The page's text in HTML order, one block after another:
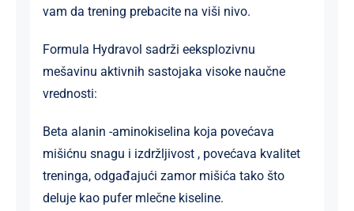
vam da trening prebacite na viši nivo.
Formula Hydravol sadrži eeksplozivnu
mešavinu aktivnih sastojaka visoke naučne
vrednosti:
Beta alanin -aminokiselina koja povećava
mišićnu snagu i izdržljivost , povećava kvalitet
treninga, odgađajući zamor mišića tako što
deluje kao pufer mlečne kiseline.